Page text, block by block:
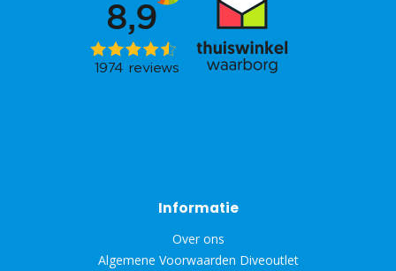
Informatie
Over ons
Algemene Voorwaarden Diveoutlet